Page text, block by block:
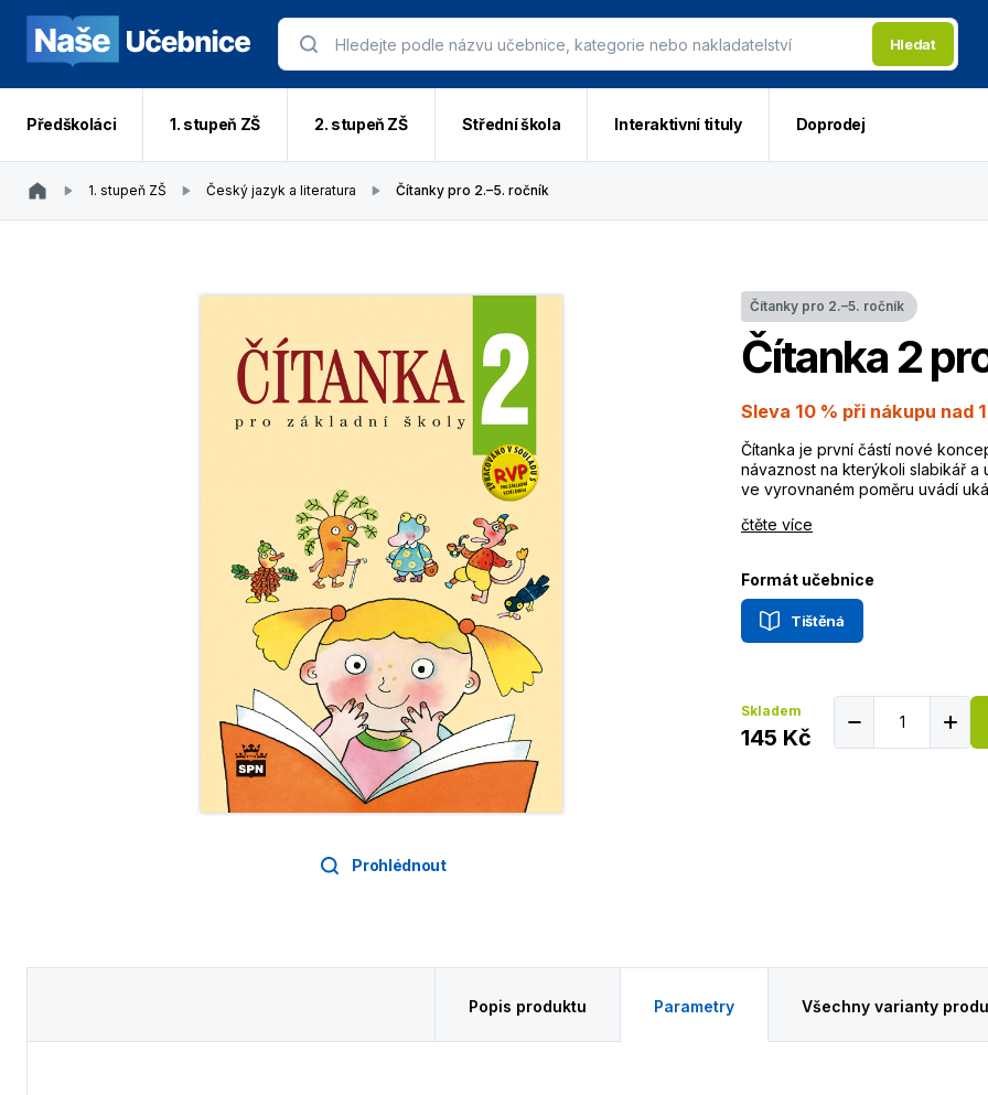
Hledat
Předškoláci 1. stupeň ZŠ 2. stupeň ZŠ Střední škola Interaktivní tituly Doprodej
1. stupeň ZŠ Český jazyk a literatura Čítanky pro 2.–5. ročník
Prohlédnout
Čítanky pro 2.–5. ročník
Čítanka 2
Sleva 10 % při nákupu nad
Čítanka je první částí nové
návaznost na kterýkoli slabikář a
ve vyrovnaném poměru uvádí
čtěte více
Formát učebnice
Tištěná
Skladem
145 Kč
Popis produktu Parametry Všechny varianty